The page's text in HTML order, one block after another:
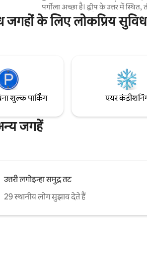
नज़ारा
पर्गोला अच्छा है। द्वीप के उत्तर में स्थित, तीन समुद्र तटों
के बीच। पोंटा दास कैनास समुद्र तट से
{smart_count} मीटर, लगिन्हा समुद्र
के लिए लोकप्रिय
शुल्क पार्किंग एयर
जगहें
उत्तरी लगोइन्हा समुद्र तट
29 स्थानीय लोग सुझाव देते हैं